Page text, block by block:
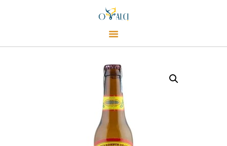
Alci Café
Café, empório e champanharia